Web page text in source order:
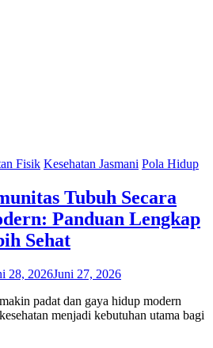
Fisik Kesehatan Jasmani Pola Hidup
Tubuh Secara
Panduan Lengkap
Sehat
28, 2026Juni 27, 2026
padat dan gaya hidup modern
menjadi kebutuhan utama bagi